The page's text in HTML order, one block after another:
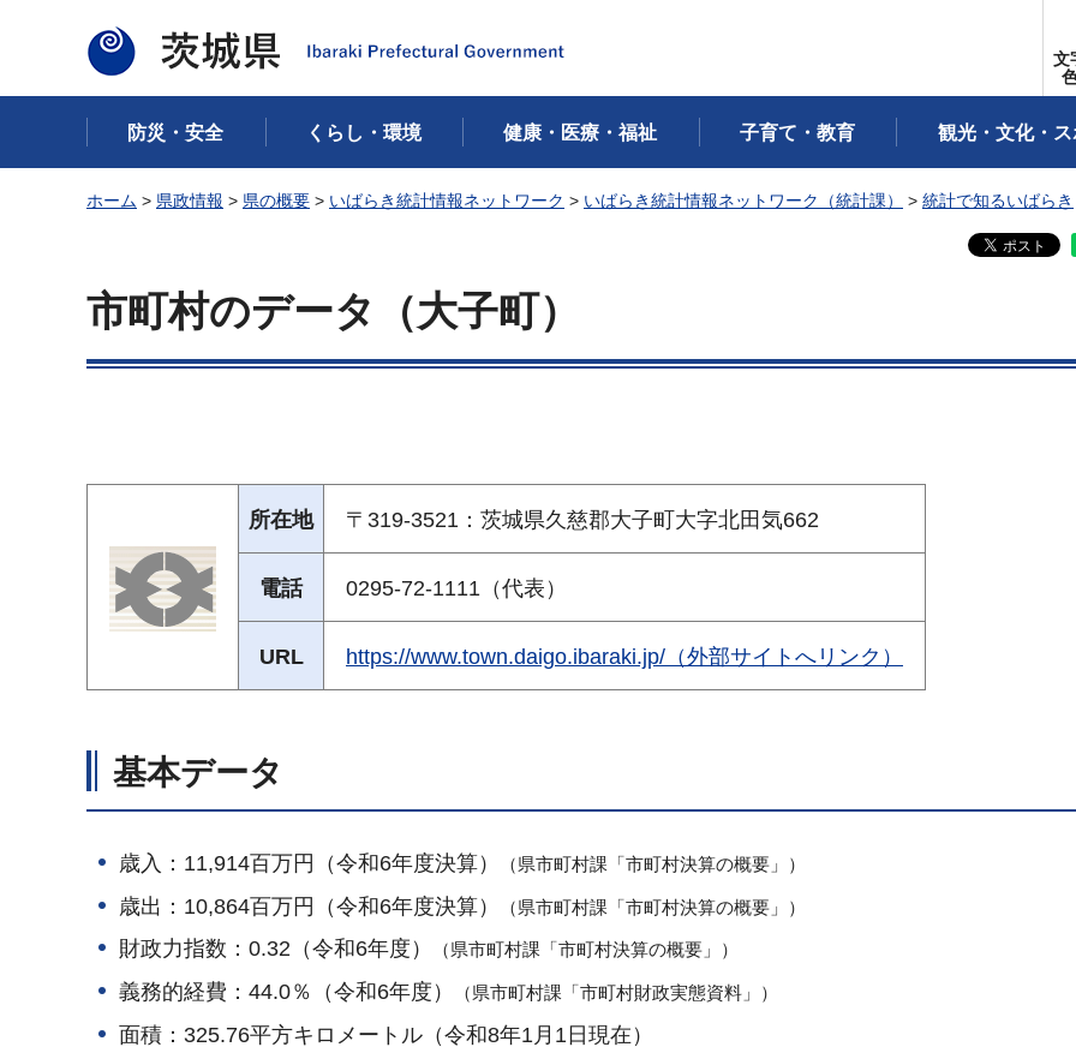
茨城県
文
防災・安全 くらし・環境 健康・医療・福祉 子育て・教育 観光・文化・
ホーム > 県政情報 > 県の概要 > いばらき統計情報ネットワーク > いばらき統計情報ネットワーク（統計課） > 統計で知るいばらき
市町村のデータ（大子町）
所在地 〒319-3521：茨城県久慈郡大子町大字北田気662
電話 0295-72-1111（代表）
URL https://www.town.daigo.ibaraki.jp/（外部サイトへリンク）
基本データ
歳入：11,914百万円（令和6年度決算） （県市町村課「市町村決算の概要」）
歳出：10,864百万円（令和6年度決算） （県市町村課「市町村決算の概要」）
財政力指数：0.32（令和6年度） （県市町村課「市町村決算の概要」）
義務的経費：44.0％（令和6年度） （県市町村課「市町村財政実態資料」）
面積：325.76平方キロメートル（令和8年1月1日現在）